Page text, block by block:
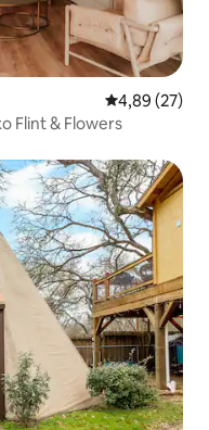
Classificação
4,89 (27)
Flint & Flowers